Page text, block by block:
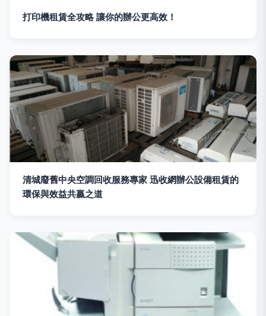
打印機租賃全攻略 讓你的辦公更高效！
清城廢舊中央空調回收服務專家 迅收網辦公設備租賃的
環保與效益共贏之道